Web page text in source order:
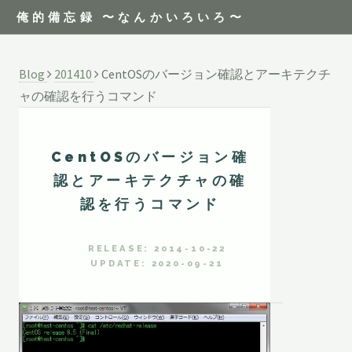
俺的備忘録 〜なんかいろいろ〜
Blog 201410
CentOSのバージョン確認とアーキテクチ
ャの確認を行うコマンド
CentOSのバージョン確
認とアーキテクチャの確
認を行うコマンド
RELEASE: 2014-10-22
UPDATE: 2020-09-21